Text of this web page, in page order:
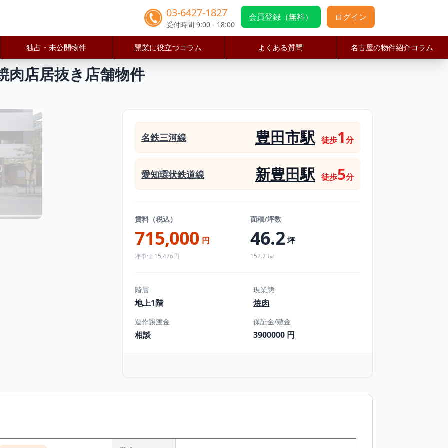
03-6427-1827
受付時間 9:00 - 18:00
会員登録（無料） ログイン
独占・未公開物件 開業に役立つコラム よくある質問 名古屋の物件紹介コラム
豊田市駅 豊田駅徒歩1分！路面焼肉店居抜き店舗物件
肉店居抜き店舗物件
名鉄三河線 豊田市駅 徒歩1分
愛知環状鉄道線 新豊田駅 徒歩5分
賃料（税込）
715,000 円
坪単価 15,476円
面積/坪数
46.2坪
152.73㎡
階層
地上1階
現業態
焼肉
造作譲渡金
相談
保証金/敷金
3900000 円